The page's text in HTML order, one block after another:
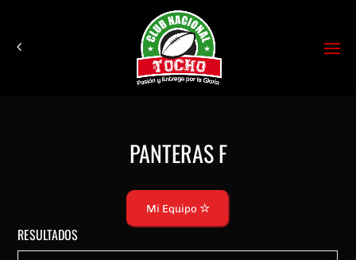
PANTERAS F
Mi Equipo
RESULTADOS